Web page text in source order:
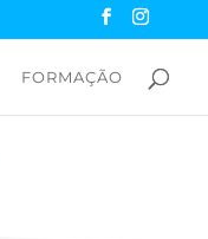
FORMAÇÃO